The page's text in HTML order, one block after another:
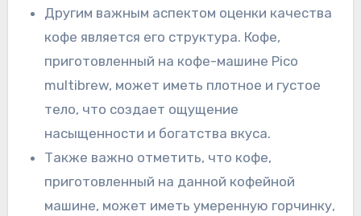
Другим важным аспектом оценки качества
кофе является его структура. Кофе,
приготовленный на кофе-машине Pico
multibrew, может иметь плотное и густое
тело, что создает ощущение
насыщенности и богатства вкуса.
Также важно отметить, что кофе,
приготовленный на данной кофейной
машине, может иметь умеренную горчинку,